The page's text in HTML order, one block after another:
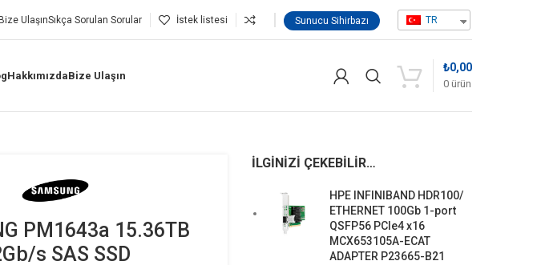
UlaşınSıkça Sorulan Sorular İstek listesi Sunucu Sihirbazı TR
HakkımızdaBize Ulaşın
0 ürün
₺0,00
MZILT15THALA-00007
PM1643a 15.36TB
s SAS SSD
İLGINIZI ÇEKEBILIR…
HPE INFINIBAND HDR100/
ETHERNET 100Gb 1-port
QSFP56 PCIe4 x16
MCX653105A-ECAT
ADAPTER P23665-B21